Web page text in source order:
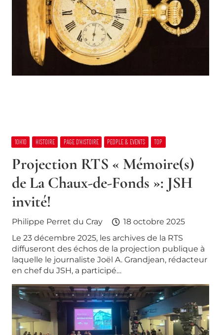
10H10 HISTOIRE PAGE D’HISTOIRE PEOPLE & EVENTS TOP
Projection RTS « Mémoire(s)
de La Chaux-de-Fonds »: JSH
invité!
Philippe Perret du Cray
18 octobre 2025
Le 23 décembre 2025, les archives de la RTS
diffuseront des échos de la projection publique à
laquelle le journaliste Joël A. Grandjean, rédacteur
en chef du JSH, a participé…